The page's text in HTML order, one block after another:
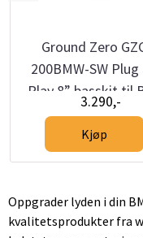
Ground Zero
200BMW-SW Plug
Play 8” basskit til
3.290,-
Kjøp
Oppgrader lyden i din
kvalitetsprodukter fra